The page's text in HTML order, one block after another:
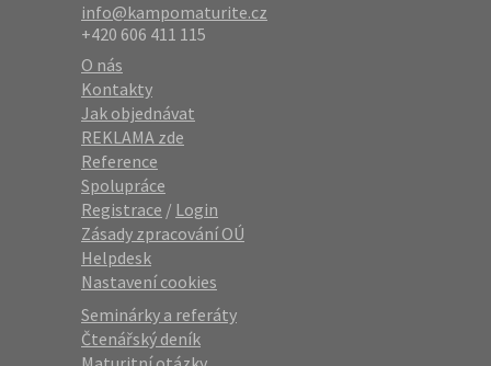
info@kampomaturite.cz
+420 606 411 115
O nás
Kontakty
Jak objednávat
REKLAMA zde
Reference
Spolupráce
Registrace / Login
Zásady zpracování OÚ
Helpdesk
Nastavení cookies
Seminárky a referáty
Čtenářský deník